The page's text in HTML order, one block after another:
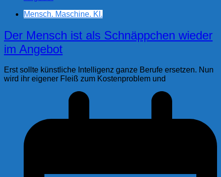
Mensch. Maschine. KI.
Der Mensch ist als Schnäppchen wieder
im Angebot
Erst sollte künstliche Intelligenz ganze Berufe ersetzen. Nun
wird ihr eigener Fleiß zum Kostenproblem und